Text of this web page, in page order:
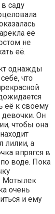
саду
её
не
её.
однажды
что
её к своему
Он
чтобы она
лилии, а
впрягся в
по воде. Пока
Мотылек
очень
и ему